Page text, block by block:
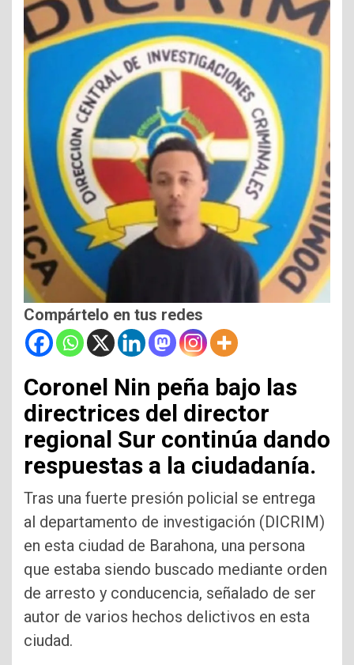
Compártelo en tus redes
Coronel Nin peña bajo las
directrices del director
regional Sur continúa dando
respuestas a la ciudadanía.
Tras una fuerte presión policial se entrega
al departamento de investigación (DICRIM)
en esta ciudad de Barahona, una persona
que estaba siendo buscado mediante orden
de arresto y conducencia, señalado de ser
autor de varios hechos delictivos en esta
ciudad.